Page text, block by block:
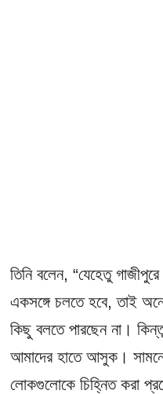
তিনি বলেন, “যেহেতু
একসঙ্গে চলতে হবে, তাই
কিছু বলতে পারছেন না।
আমাদের হাতে আসুক। সামনে
লোকগুলোকে চিহ্নিত করা